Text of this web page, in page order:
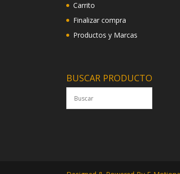
Carrito
Finalizar compra
Productos y Marcas
BUSCAR PRODUCTO